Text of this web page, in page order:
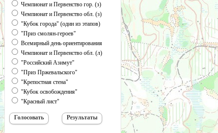
Чемпионат и Первенство гор. (з)
Чемпионат и Первенство обл. (з)
"Кубок города" (один из этапов)
"Приз смолян-героев"
Всемирный день ориентирования
Чемпионат и Первенство обл. (л)
"Российский Азимут"
"Приз Пржевальского"
"Крепостная стена"
"Кубок освобождения"
"Красный лист"